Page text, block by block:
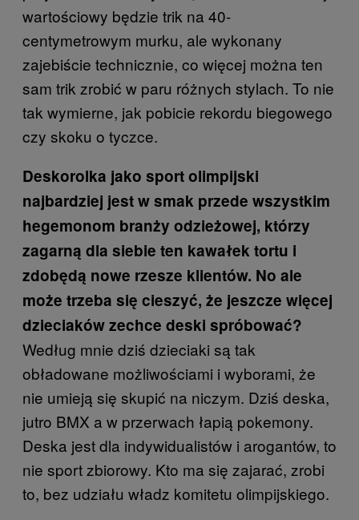
wartościowy będzie trik na 40-
centymetrowym murku, ale wykonany
zajebiście technicznie, co więcej można ten
sam trik zrobić w paru różnych stylach. To nie
tak wymierne, jak pobicie rekordu biegowego
czy skoku o tyczce.
Deskorolka jako sport olimpijski
najbardziej jestw smak przede wszystkim
hegemonom branży odzieżowej, którzy
zagarną dla siebie ten kawałek tortu i
zdobędą nowe rzesze klientów. No ale
może trzeba się cieszyć, że jeszcze więcej
dzieciaków zechce deski spróbować?
Według mnie dziś dzieciaki są tak
obładowane możliwościami i wyborami, że
nie umieją się skupić na niczym. Dziś deska,
jutro BMX a w przerwach łapią pokemony.
Deska jest dla indywidualistów i arogantów, to
nie sport zbiorowy. Kto ma się zajarać, zrobi
to, bez udziału władz komitetu olimpijskiego.